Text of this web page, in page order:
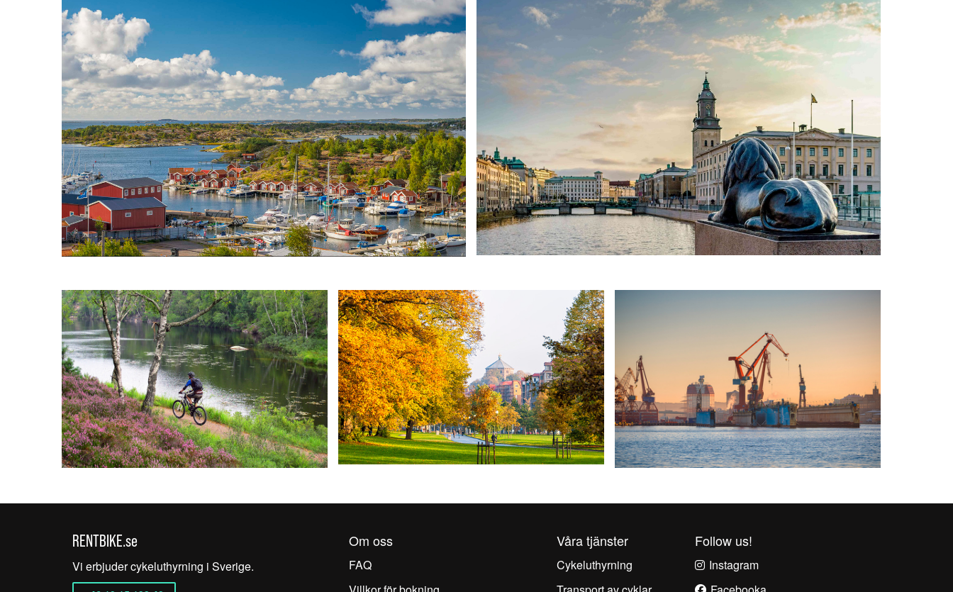
RENTBIKE.se
Vi erbjuder cykeluthyrning i Sverige.
Om oss
FAQ
Våra tjänster
Cykeluthyrning
Follow us!
Instagram